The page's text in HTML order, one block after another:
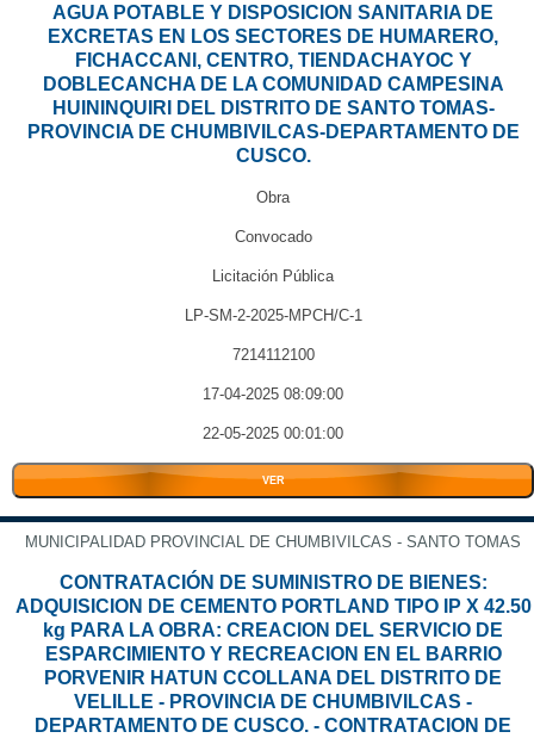
AGUA POTABLE Y DISPOSICION SANITARIA DE
EXCRETAS EN LOS SECTORES DE HUMARERO,
FICHACCANI, CENTRO, TIENDACHAYOC Y
DOBLECANCHA DE LA COMUNIDAD CAMPESINA
HUININQUIRI DEL DISTRITO DE SANTO TOMAS-
PROVINCIA DE CHUMBIVILCAS-DEPARTAMENTO DE
CUSCO.
Obra
Convocado
Licitación Pública
LP-SM-2-2025-MPCH/C-1
7214112100
17-04-2025 08:09:00
22-05-2025 00:01:00
VER
MUNICIPALIDAD PROVINCIAL DE CHUMBIVILCAS - SANTO TOMAS
CONTRATACIÓN DE SUMINISTRO DE BIENES:
ADQUISICION DE CEMENTO PORTLAND TIPO IP X 42.50
kg PARA LA OBRA: CREACION DEL SERVICIO DE
ESPARCIMIENTO Y RECREACION EN EL BARRIO
PORVENIR HATUN CCOLLANA DEL DISTRITO DE
VELILLE - PROVINCIA DE CHUMBIVILCAS -
DEPARTAMENTO DE CUSCO. - CONTRATACION DE